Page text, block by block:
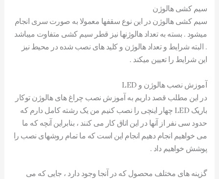
سیم کشی هالوژن
سیم کشی هالوژن در این نوع سقفها معمولا به صورت سری انجام
میشود . بسته به تعداد هالوژنها نیز قطر سیم کشی متفاوت میباشد
. البته شرایط و تعداد هالوژن و کلید های نصب شده در محیط نیز
این شرایط را تعیین میکند .
آموزش نصب هالوژن و LED
در این مطلب قصد داریم به آموزش نصب چراغ های هالوژن توکار
باریک LED چهار اینچی را نصب کنیم من یک رشته کامل دارم که
حدود سی نفر از آنها در این اتاق کار می کنند ، بنابراین آنچه که ما
می خواهیم انجام دهیم انجام این است که ما تمام روشهای نصب را
پوشش خواهیم داد .
گزینه های مختلف محصول که در آنجا وجود دارد ، جایی که می